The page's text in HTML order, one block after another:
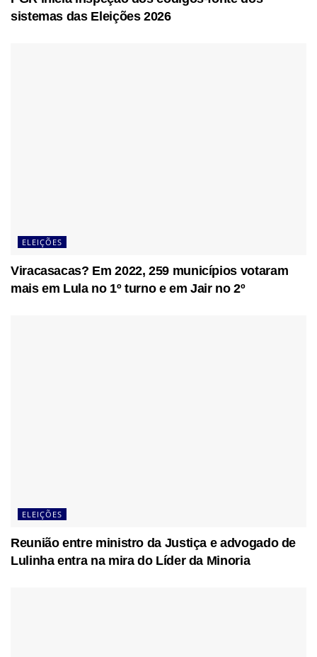
sistemas das Eleições 2026
ELEIÇÕES
Viracasacas? Em 2022, 259 municípios votaram
mais em Lula no 1º turno e em Jair no 2º
ELEIÇÕES
Reunião entre ministro da Justiça e advogado de
Lulinha entra na mira do Líder da Minoria